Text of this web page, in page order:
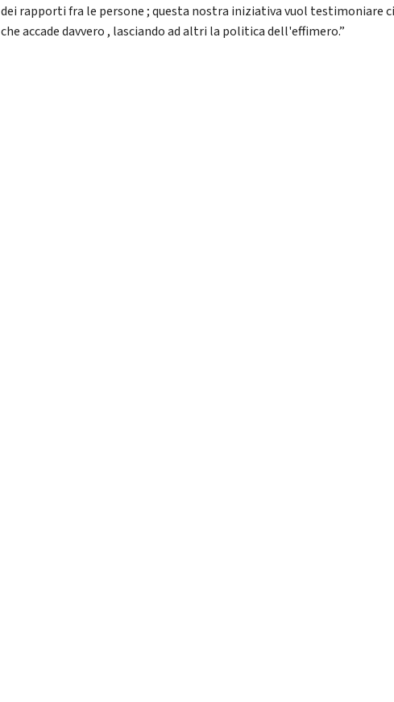
dei rapporti fra le persone ; questa nostra iniziativa vuol testimoniare
che accade davvero , lasciando ad altri la politica dell'effimero.”